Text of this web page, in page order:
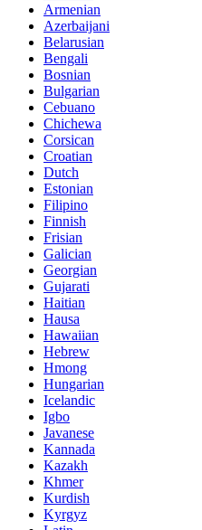
Armenian
Azerbaijani
Belarusian
Bengali
Bosnian
Bulgarian
Cebuano
Chichewa
Corsican
Croatian
Dutch
Estonian
Filipino
Finnish
Frisian
Galician
Georgian
Gujarati
Haitian
Hausa
Hawaiian
Hebrew
Hmong
Hungarian
Icelandic
Igbo
Javanese
Kannada
Kazakh
Khmer
Kurdish
Kyrgyz